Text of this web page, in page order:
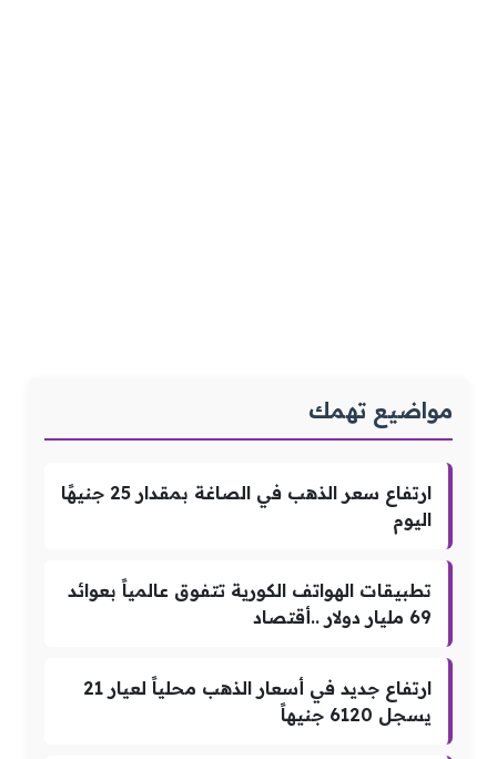
مواضيع تهمك
ارتفاع سعر الذهب في الصاغة بمقدار 25 جنيهًا
اليوم
تطبيقات الهواتف الكورية تتفوق عالمياً بعوائد
69 مليار دولار ..أقتصاد
ارتفاع جديد في أسعار الذهب محلياً لعيار 21
يسجل 6120 جنيهاً